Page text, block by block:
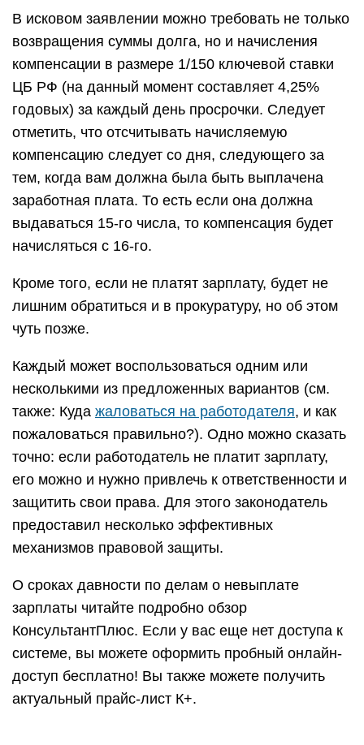
В исковом заявлении можно требовать не только
возвращения суммы долга, но и начисления
компенсации в размере 1/150 ключевой ставки
ЦБ РФ (на данный момент составляет 4,25%
годовых) за каждый день просрочки. Следует
отметить, что отсчитывать начисляемую
компенсацию следует со дня, следующего за
тем, когда вам должна была быть выплачена
заработная плата. То есть если она должна
выдаваться 15-го числа, то компенсация будет
начисляться с 16-го.
Кроме того, если не платят зарплату, будет не
лишним обратиться и в прокуратуру, но об этом
чуть позже.
Каждый может воспользоваться одним или
несколькими из предложенных вариантов (см.
также: Куда жаловаться на работодателя, и как
пожаловаться правильно?). Одно можно сказать
точно: если работодатель не платит зарплату,
его можно и нужно привлечь к ответственности и
защитить свои права. Для этого законодатель
предоставил несколько эффективных
механизмов правовой защиты.
О сроках давности по делам о невыплате
зарплаты читайте подробно обзор
КонсультантПлюс. Если у вас еще нет доступа к
системе, вы можете оформить пробный онлайн-
доступ бесплатно! Вы также можете получить
актуальный прайс-лист К+.